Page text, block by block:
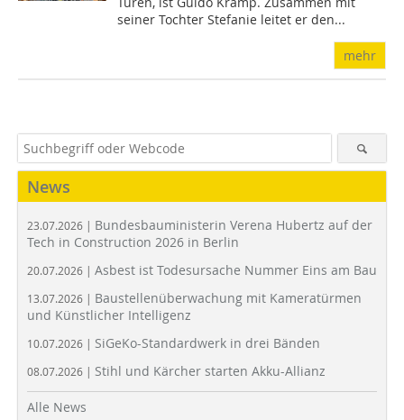
seiner Tochter Stefanie leitet er den...
mehr
News
23.07.2026 | Bundesbauministerin Verena Hubertz auf der
Tech in Construction 2026 in Berlin
20.07.2026 | Asbest ist Todesursache Nummer Eins am Bau
13.07.2026 | Baustellenüberwachung mit Kameratürmen
und Künstlicher Intelligenz
10.07.2026 | SiGeKo-Standardwerk in drei Bänden
08.07.2026 | Stihl und Kärcher starten Akku-Allianz
Alle News